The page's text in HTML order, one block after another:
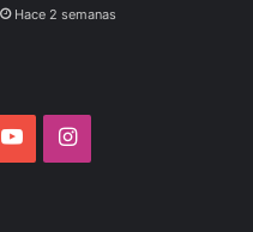
Hace 2 semanas
YouTubeInstagram